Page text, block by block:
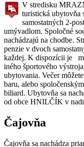
V stredisku
turistická ubytovňa
samostatných 2-
umývadlom. Spoločné
nachádzajú na chodbe.
penzie v dvoch
každej. K dispozícii je
iného športového
ubytovania. Večer
baru, alebo
biliard. Ubytovňa sa
od obce HNILČÍK v
Čajovňa
Čajovňa sa nachádza